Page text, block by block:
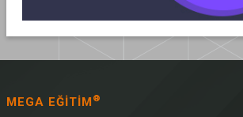
MEGA EĞİTİM ®